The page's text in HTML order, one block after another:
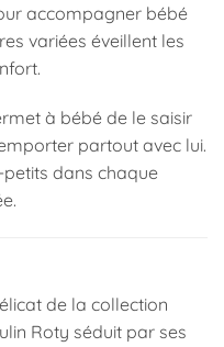
accompagner bébé
variées éveillent les
à bébé de le saisir
partout avec lui.
dans chaque
de la collection
Roty séduit par ses